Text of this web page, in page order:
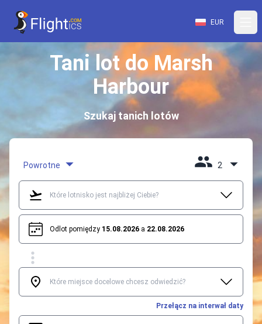
EUR
Tani lot do Marsh
Harbour
Szukaj tanich lotów
Powrotne 2
Odlot pomiędzy 15.08.2026 a 22.08.2026
Przełącz na interwał daty